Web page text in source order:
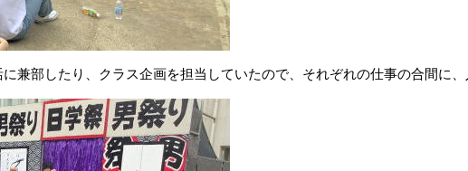
兼部したり、クラス企画を担当していたので、それぞれの仕事の合間に